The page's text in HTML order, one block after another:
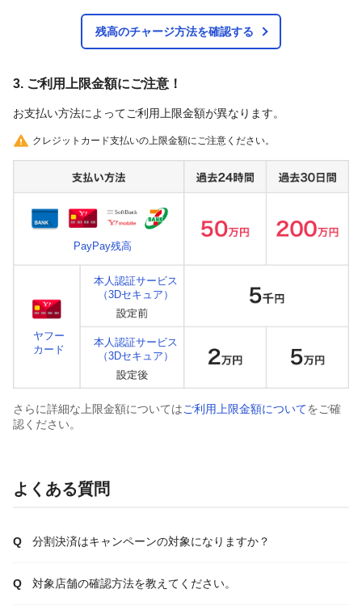
残高のチャージ方法を確認する
3. ご利用上限金額にご注意！
お支払い方法によってご利用上限金額が異なります。
クレジットカード支払いの上限金額にご注意ください。
PayPay残高
ヤフー
カード
本人認証サービス
（3Dセキュア）
本人認証サービス
（3Dセキュア）
さらに詳細な上限金額についてはご利用上限金額についてをご確
認ください。
よくある質問
分割決済はキャンペーンの対象になりますか？
対象店舗の確認方法を教えてください。